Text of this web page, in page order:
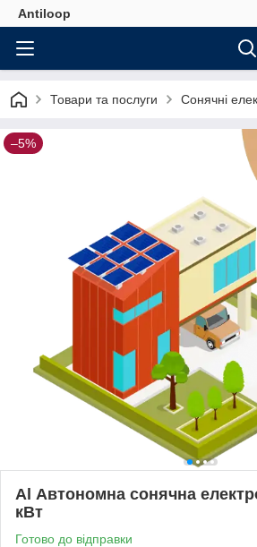
Antiloop
Товари та послуги Сонячні
–5%
Al Автономна сонячна
кВт
Готово до відправки